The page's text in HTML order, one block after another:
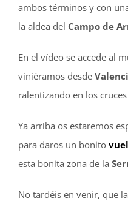
ambos términos y con
la aldea del Campo de
En el vídeo se accede al
viniéramos desde
ralentizando en los
Ya arriba os estaremos
para daros un bonito
esta bonita zona de la
No tardéis en venir, que